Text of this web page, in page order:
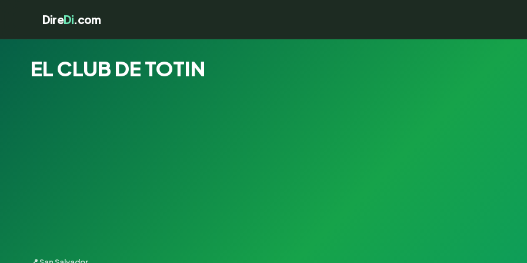
DireDi.com
EL CLUB DE TOTIN